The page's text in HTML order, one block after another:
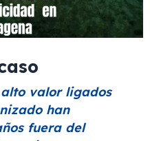
valor ligados
han
fuera del